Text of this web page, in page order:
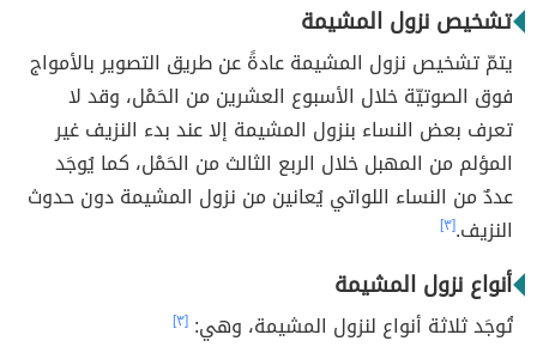
تشخيص نزول المشيمة
يتمّ تشخيص نزول المشيمة عادةً عن طريق التصوير بالأمواج
فوق الصوتيّة خلال الأسبوع العشرين من الحَمْل، وقد لا
تعرف بعض النساء بنزول المشيمة إلا عند بدء النزيف غير
المؤلم من المهبل خلال الربع الثالث من الحَمْل، كما يُوجَد
عددٌ من النساء اللواتي يُعانين من نزول المشيمة دون حدوث
النزيف.[٣]
أنواع نزول المشيمة
تُوجَد ثلاثة أنواع لنزول المشيمة، وهي: [٣]